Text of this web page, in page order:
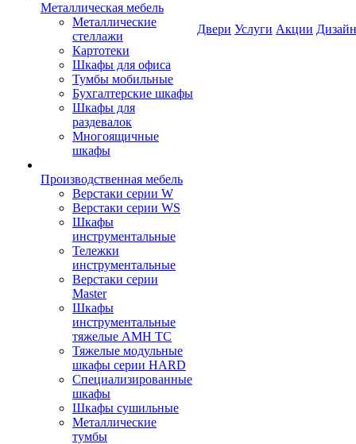
Металлическая мебель
Металлические
стеллажи
Картотеки
Шкафы для офиса
Тумбы мобильные
Бухгалтерские шкафы
Шкафы для
раздевалок
Многоящичные
шкафы
Производственная мебель
Верстаки серии W
Верстаки серии WS
Шкафы
инструментальные
Тележки
инструментальные
Верстаки серии
Master
Шкафы
инструментальные
тяжелые AMH TC
Тяжелые модульные
шкафы серии HARD
Cпециализированные
шкафы
Шкафы сушильные
Металлические
тумбы
Двери Услуги Акции